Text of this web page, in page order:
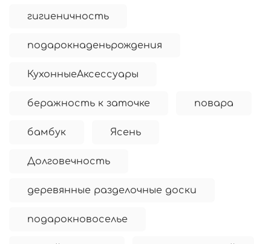
гигиеничность
подарокнаденьрождения
КухонныеАксессуары
беражность к заточке повара
бамбук Ясень
Долговечность
деревянные разделочные доски
подарокновоселье